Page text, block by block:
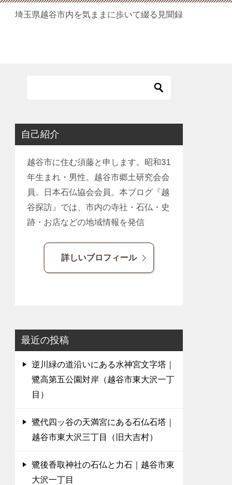
埼玉県越谷市内を気ままに歩いて綴る見聞録
自己紹介
越谷市に住む須藤と申します。昭和31
年生まれ・男性。越谷市郷土研究会会
員。日本石仏協会会員。本ブログ『越
谷探訪』では、市内の寺社・石仏・史
跡・お店などの地域情報を発信
詳しいブロフィール
最近の投稿
逆川緑の道沿いにある水神宮文字塔｜
鷺高第五公園対岸（越谷市東大沢一丁
目）
鷺代四ッ谷の天満宮にある石仏石塔｜
越谷市東大沢三丁目（旧大吉村）
鷺後香取神社の石仏と力石｜越谷市東
大沢一丁目